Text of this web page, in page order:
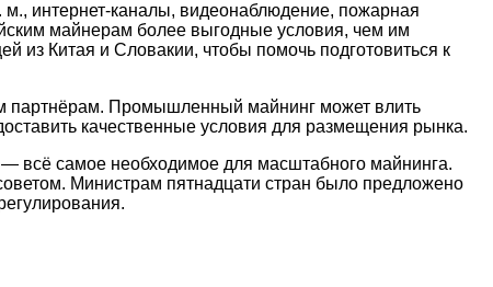
интернет-каналы, видеонаблюдение, пожарная
майнерам более выгодные условия, чем им
из Китая и Словакии, чтобы помочь подготовиться к
партнёрам. Промышленный майнинг может влить
качественные условия для размещения рынка.
— всё самое необходимое для масштабного майнинга.
Министрам пятнадцати стран было предложено